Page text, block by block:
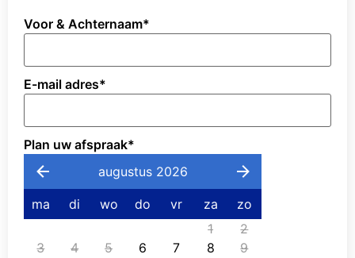
Voor & Achternaam*
E-mail adres*
Plan uw afspraak*
augustus 2026
ma di wo do vr za
zo
1
2
3
4 5 6 7 8
9